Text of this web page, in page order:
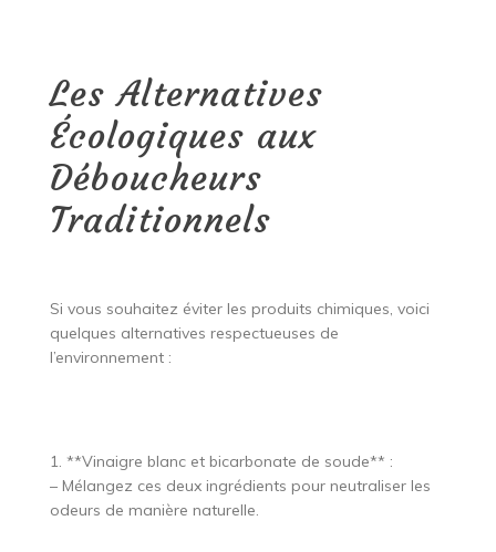
Les Alternatives
Écologiques aux
Déboucheurs
Traditionnels
Si vous souhaitez éviter les produits chimiques, voici
quelques alternatives respectueuses de
l’environnement :
1. **Vinaigre blanc et bicarbonate de soude** :
– Mélangez ces deux ingrédients pour neutraliser les
odeurs de manière naturelle.